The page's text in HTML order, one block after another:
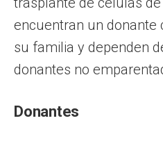
encuentran un donante
su familia y dependen
donantes no
Donantes